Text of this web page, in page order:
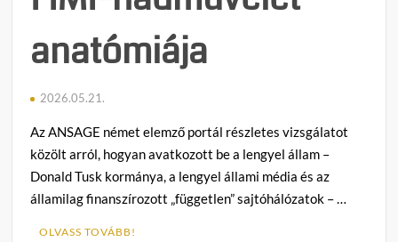
anatómiája
2026.05.21.
Az ANSAGE német elemző portál részletes vizsgálatot
közölt arról, hogyan avatkozott be a lengyel állam –
Donald Tusk kormánya, a lengyel állami média és az
államilag finanszírozott „független” sajtóhálózatok – …
OLVASS TOVÁBB!